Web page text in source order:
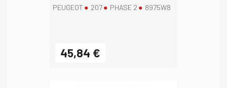
PEUGEOT 207 PHASE 2 8975W8
45,84 €